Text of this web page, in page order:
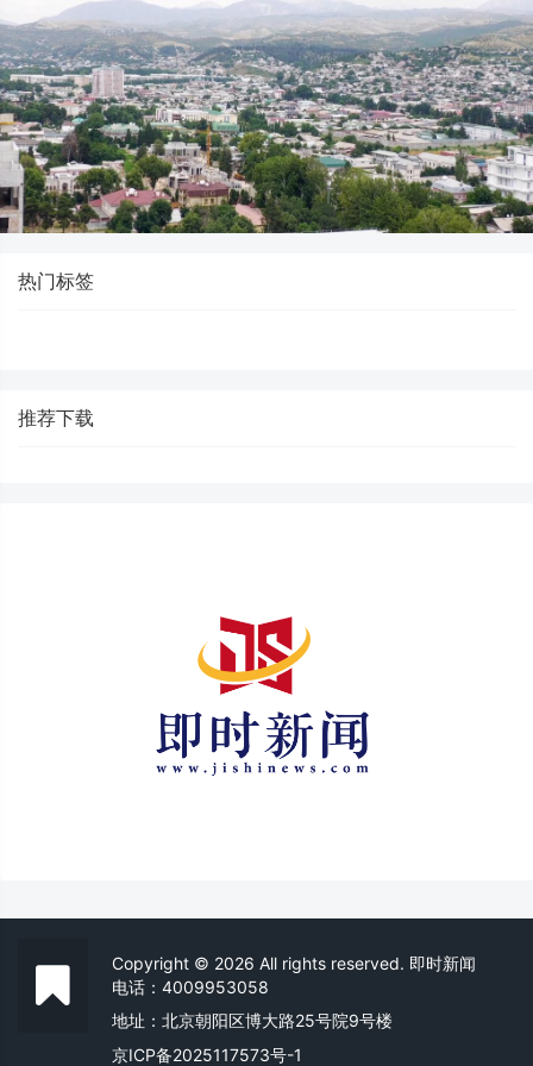
热门标签
推荐下载
Copyright © 2026 All rights reserved. 即时新闻
电话：4009953058
地址：北京朝阳区博大路25号院9号楼
京ICP备2025117573号-1